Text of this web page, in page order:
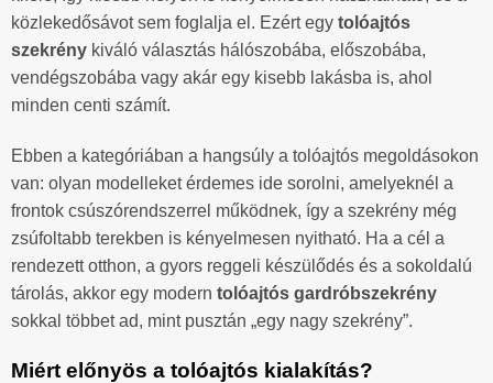
közlekedősávot sem foglalja el. Ezért egy tolóajtós
szekrény kiváló választás hálószobába, előszobába,
vendégszobába vagy akár egy kisebb lakásba is, ahol
minden centi számít.
Ebben a kategóriában a hangsúly a tolóajtós megoldásokon
van: olyan modelleket érdemes ide sorolni, amelyeknél a
frontok csúszórendszerrel működnek, így a szekrény még
zsúfoltabb terekben is kényelmesen nyitható. Ha a cél a
rendezett otthon, a gyors reggeli készülődés és a sokoldalú
tárolás, akkor egy modern tolóajtós gardróbszekrény
sokkal többet ad, mint pusztán „egy nagy szekrény”.
Miért előnyös a tolóajtós kialakítás?